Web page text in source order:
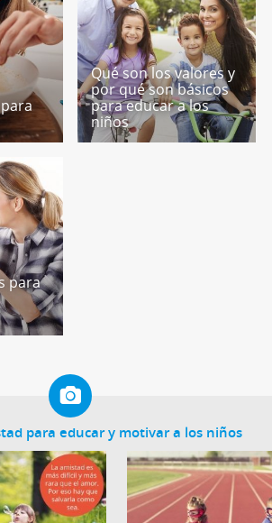
Qué son los valores y
por qué son básicos
para educar a los
niños
para
para educar y motivar a los niños